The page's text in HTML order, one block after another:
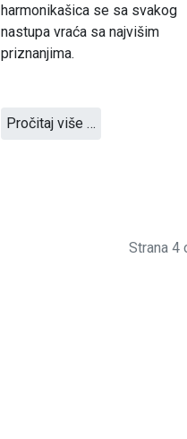
harmonikašica se sa svakog
nastupa vraća sa najvišim
priznanjima.
Pročitaj više …
Strana 4